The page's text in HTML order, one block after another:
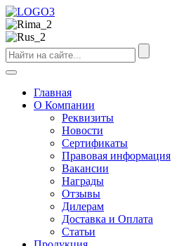
Главная
О Компании
Реквизиты
Новости
Сертификаты
Правовая информация
Вакансии
Награды
Отзывы
Дилерам
Доставка и Оплата
Статьи